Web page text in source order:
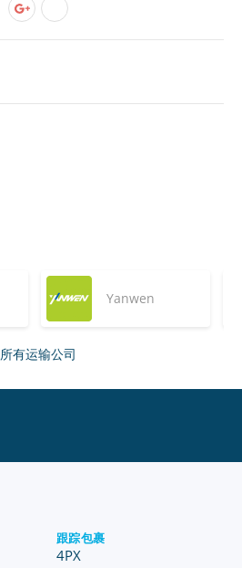
Yanwen
所有运输公司
跟踪包裹
4PX